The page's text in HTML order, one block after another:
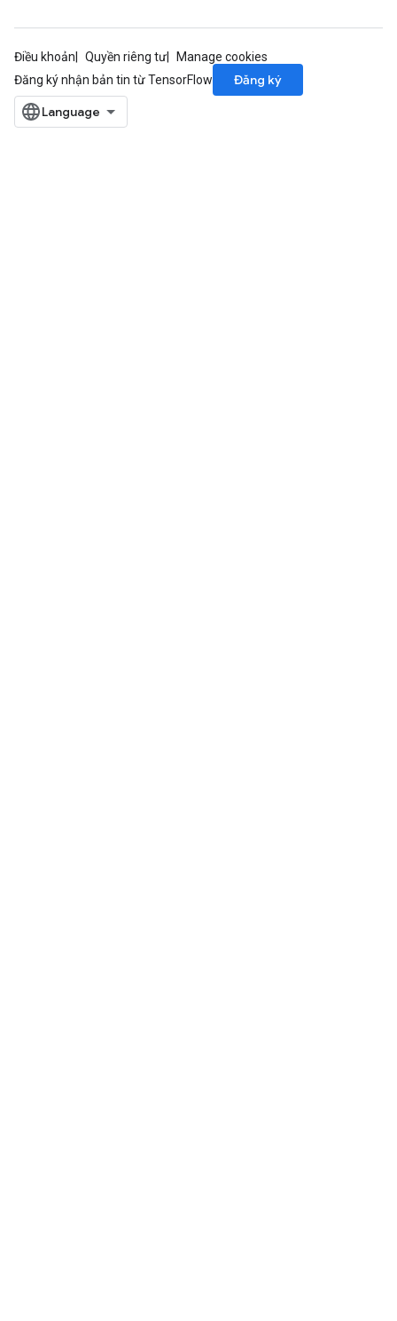
Điều khoản Quyền riêng tư
Manage cookies
Đăng ký nhận bản tin từ TensorFlow
Đăng ký